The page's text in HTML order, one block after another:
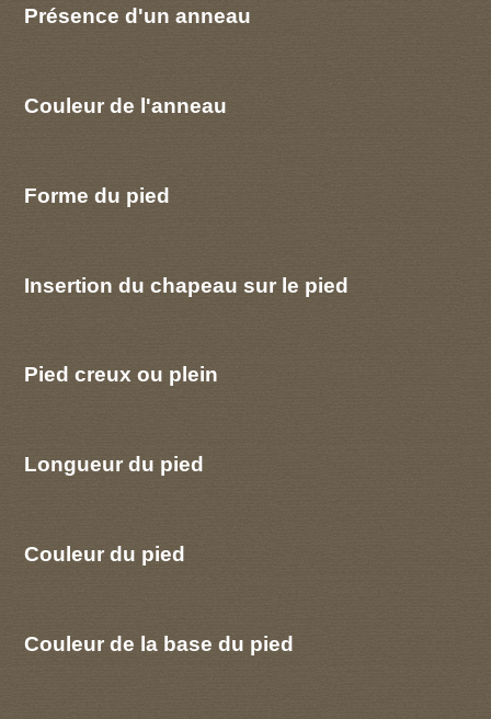
Présence d'un anneau
Couleur de l'anneau
Forme du pied
Insertion du chapeau sur le pied
Pied creux ou plein
Longueur du pied
Couleur du pied
Couleur de la base du pied